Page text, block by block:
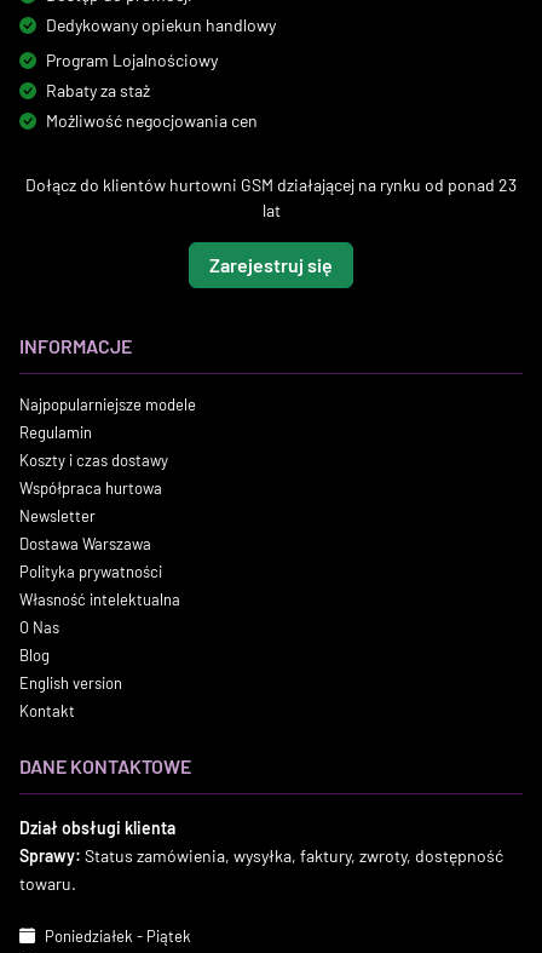
Dedykowany opiekun handlowy
Program Lojalnościowy
Rabaty za staż
Możliwość negocjowania cen
Dołącz do klientów hurtowni GSM działającej na rynku od ponad 23
lat
Zarejestruj się
INFORMACJE
Najpopularniejsze modele
Regulamin
Koszty i czas dostawy
Współpraca hurtowa
Newsletter
Dostawa Warszawa
Polityka prywatności
Własność intelektualna
O Nas
Blog
English version
Kontakt
DANE KONTAKTOWE
Dział obsługi klienta
Sprawy: Status zamówienia, wysyłka, faktury, zwroty, dostępność
towaru.
Poniedziałek - Piątek